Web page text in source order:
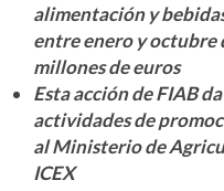
alimentación y
entre enero y octubre
millones de euros
Esta acción de FIAB
actividades de
al Ministerio de
ICEX